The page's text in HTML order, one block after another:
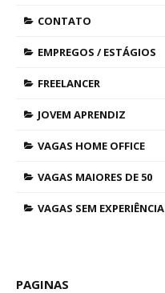
CONTATO
EMPREGOS / ESTÁGIOS
FREELANCER
JOVEM APRENDIZ
VAGAS HOME OFFICE
VAGAS MAIORES DE 50
VAGAS SEM EXPERIÊNCIA
PAGINAS